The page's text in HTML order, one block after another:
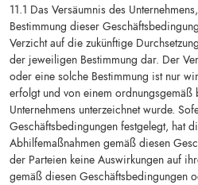
11.1 Das Versäumnis des
Bestimmung dieser
Verzicht auf die zukünftige
der jeweiligen Bestimmung dar. Der
oder eine solche Bestimmung ist nur
erfolgt und von einem ordnungsgemäß
Unternehmens unterzeichnet wurde.
Geschäftsbedingungen festgelegt, hat
Abhilfemaßnahmen gemäß diesen
der Parteien keine Auswirkungen auf
gemäß diesen Geschäftsbedingungen